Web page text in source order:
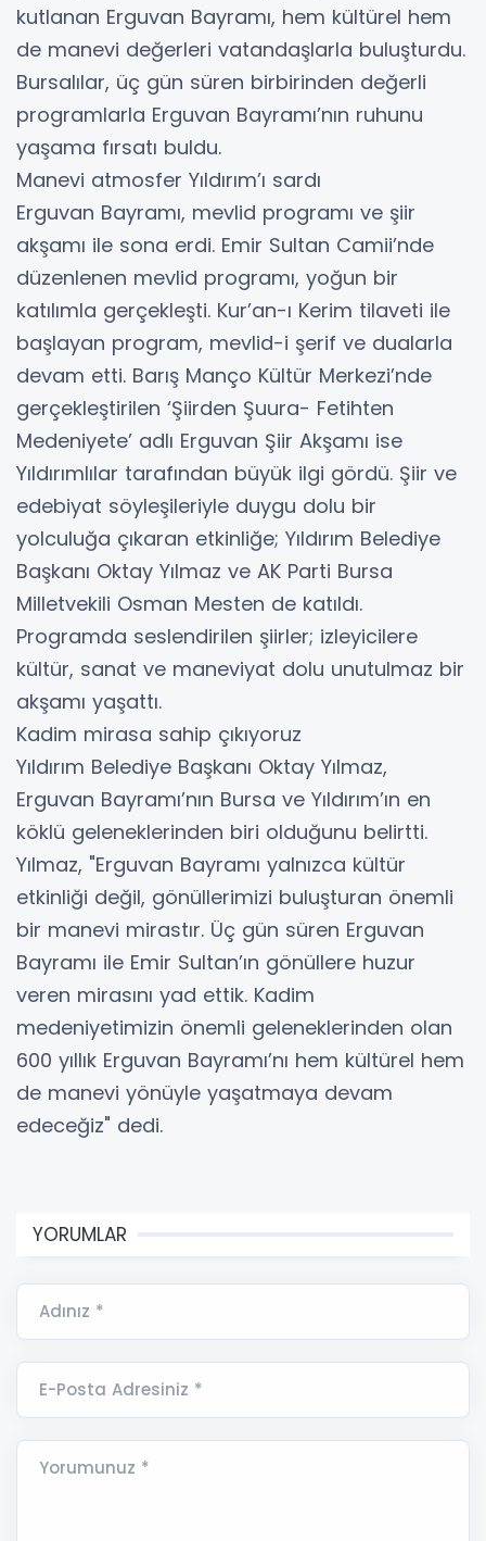
kutlanan Erguvan Bayramı, hem kültürel hem
de manevi değerleri vatandaşlarla buluşturdu.
Bursalılar, üç gün süren birbirinden değerli
programlarla Erguvan Bayramı’nın ruhunu
yaşama fırsatı buldu.
Manevi atmosfer Yıldırım’ı sardı
Erguvan Bayramı, mevlid programı ve şiir
akşamı ile sona erdi. Emir Sultan Camii’nde
düzenlenen mevlid programı, yoğun bir
katılımla gerçekleşti. Kur’an-ı Kerim tilaveti ile
başlayan program, mevlid-i şerif ve dualarla
devam etti. Barış Manço Kültür Merkezi’nde
gerçekleştirilen ‘Şiirden Şuura- Fetihten
Medeniyete’ adlı Erguvan Şiir Akşamı ise
Yıldırımlılar tarafından büyük ilgi gördü. Şiir ve
edebiyat söyleşileriyle duygu dolu bir
yolculuğa çıkaran etkinliğe; Yıldırım Belediye
Başkanı Oktay Yılmaz ve AK Parti Bursa
Milletvekili Osman Mesten de katıldı.
Programda seslendirilen şiirler; izleyicilere
kültür, sanat ve maneviyat dolu unutulmaz bir
akşamı yaşattı.
Kadim mirasa sahip çıkıyoruz
Yıldırım Belediye Başkanı Oktay Yılmaz,
Erguvan Bayramı’nın Bursa ve Yıldırım’ın en
köklü geleneklerinden biri olduğunu belirtti.
Yılmaz, "Erguvan Bayramı yalnızca kültür
etkinliği değil, gönüllerimizi buluşturan önemli
bir manevi mirastır. Üç gün süren Erguvan
Bayramı ile Emir Sultan’ın gönüllere huzur
veren mirasını yad ettik. Kadim
medeniyetimizin önemli geleneklerinden olan
600 yıllık Erguvan Bayramı’nı hem kültürel hem
de manevi yönüyle yaşatmaya devam
edeceğiz" dedi.
YORUMLAR
Adınız *
E-Posta Adresiniz *
Yorumunuz *